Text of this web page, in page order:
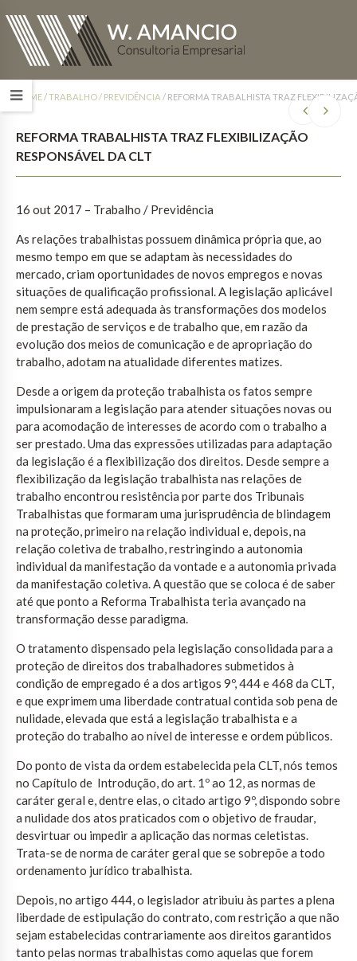
HOME/TRABALHO / PREVIDÊNCIA / REFORMA TRABALHISTA TRAZ
REFORMA TRABALHISTA TRAZ FLEXIBILIZAÇÃO
RESPONSÁVEL DA CLT
16 out 2017 – Trabalho / Previdência
As relações trabalhistas possuem dinâmica própria que, ao
mesmo tempo em que se adaptam às necessidades do
mercado, criam oportunidades de novos empregos e novas
situações de qualificação profissional. A legislação aplicável
nem sempre está adequada às transformações dos modelos
de prestação de serviços e de trabalho que, em razão da
evolução dos meios de comunicação e de apropriação do
trabalho, adotam na atualidade diferentes matizes.
Desde a origem da proteção trabalhista os fatos sempre
impulsionaram a legislação para atender situações novas ou
para acomodação de interesses de acordo com o trabalho a
ser prestado. Uma das expressões utilizadas para adaptação
da legislação é a flexibilização dos direitos. Desde sempre a
flexibilização da legislação trabalhista nas relações de
trabalho encontrou resistência por parte dos Tribunais
Trabalhistas que formaram uma jurisprudência de blindagem
na proteção, primeiro na relação individual e, depois, na
relação coletiva de trabalho, restringindo a autonomia
individual da manifestação da vontade e a autonomia privada
da manifestação coletiva. A questão que se coloca é de saber
até que ponto a Reforma Trabalhista teria avançado na
transformação desse paradigma.
O tratamento dispensado pela legislação consolidada para a
proteção de direitos dos trabalhadores submetidos à
condição de empregado é a dos artigos 9º, 444 e 468 da CLT,
e que exprimem uma liberdade contratual contida sob pena de
nulidade, elevada que está a legislação trabalhista e a
proteção do trabalho ao nível de interesse e ordem públicos.
Do ponto de vista da ordem estabelecida pela CLT, nós temos
no Capítulo de Introdução, do art. 1º ao 12, as normas de
caráter geral e, dentre elas, o citado artigo 9º, dispondo sobre
a nulidade dos atos praticados com o objetivo de fraudar,
desvirtuar ou impedir a aplicação das normas celetistas.
Trata-se de norma de caráter geral que se sobrepõe a todo
ordenamento jurídico trabalhista.
Depois, no artigo 444, o legislador atribuiu às partes a plena
liberdade de estipulação do contrato, com restrição a que não
sejam estabelecidas contrariamente aos direitos garantidos
tanto pelas normas trabalhistas como aquelas que forem